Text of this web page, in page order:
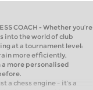
COACH - Whether you’re
into the world of club
at a tournament level:
more efficiently,
more personalised
a chess engine – it’s a